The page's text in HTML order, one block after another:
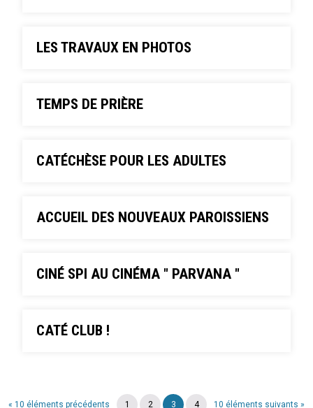
LES TRAVAUX EN PHOTOS
TEMPS DE PRIÈRE
CATÉCHÈSE POUR LES ADULTES
ACCUEIL DES NOUVEAUX PAROISSIENS
CINÉ SPI AU CINÉMA " PARVANA "
CATÉ CLUB !
« 10 éléments précédents 10 éléments suivants »
1 2 3 4